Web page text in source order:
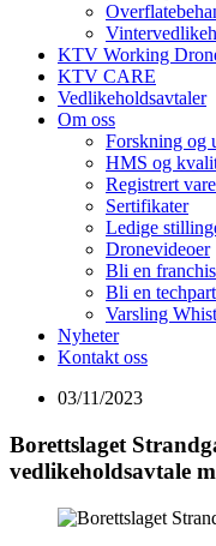
KTV Working
KTV CARE
Vedlikeholdsavtaler
Om oss
Forskning og
HMS og
Registrert
Sertifikater
Ledige
Dronevideoer
Bli en
Bli en
Varsling
Nyheter
Kontakt oss
03/11/2023
Borettslaget
vedlikeholdsavtale